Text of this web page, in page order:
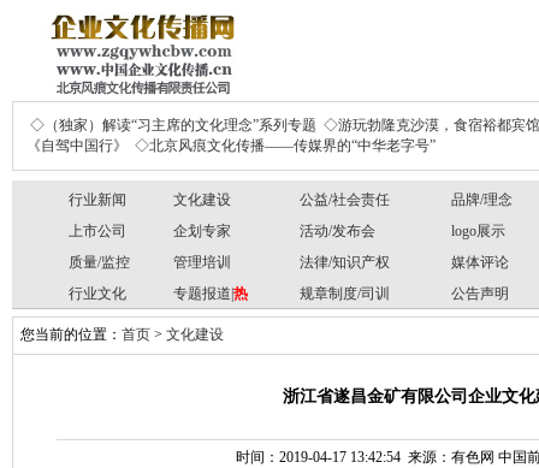
◇（独家）解读“习主席的文化理念”系列专题 ◇游玩勃隆克沙漠，食宿裕都宾馆
《自驾中国行》
◇北京风痕文化传播——传媒界的“中华老字号”
行业新闻 文化建设 公益/社会责任
品牌/理念
上市公司
企划专家 活动/发布会
logo展示
质量/监控
管理培训 法律/知识产权
媒体评论
行业文化
专题报道| 热 规章制度/司训 公告声明
您当前的位置： 首页 > 文化建设
浙江省遂昌金矿有限公司企业文
时间：2019-04-17 13:42:54 来源：有色网 中国